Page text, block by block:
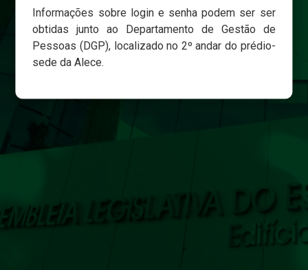
Esqueci minha senha
Informações sobre login e senha podem ser ser
obtidas junto ao Departamento de Gestão de
Pessoas (DGP), localizado no 2º andar do prédio-
sede da Alece.